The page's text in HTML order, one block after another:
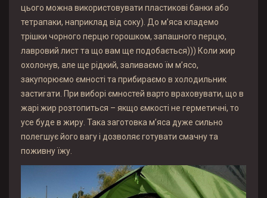
цього можна використовувати пластикові банки або
тетрапаки, наприклад від соку). До м’яса кладемо
трішки чорного перцю горошком, запашного перцю,
лавровий лист та що вам ще подобається))) Коли жир
охолонув, але ще рідкий, заливаємо їм м’ясо,
закупорюємо ємності та прибираємо в холодильник
застигати. При виборі ємностей варто враховувати, що в
жарі жир розтопиться – якщо ємкості не герметичні, то
усе буде в жиру. Така заготовка м’яса дуже сильно
полегшує його вагу і дозволяє готувати смачну та
поживну їжу.